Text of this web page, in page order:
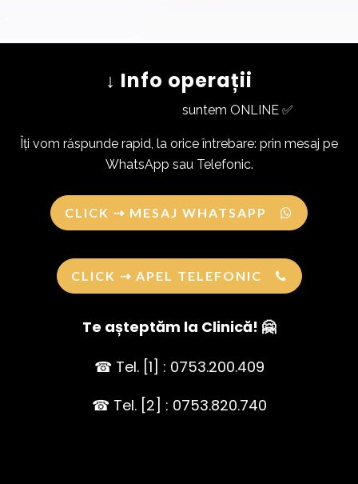
↓ Info operații
suntem ONLINE ✅
Îți vom răspunde rapid, la orice întrebare: prin mesaj pe
WhatsApp sau Telefonic.
CLICK ⇢ MESAJ WHATSAPP
CLICK ⇢ APEL TELEFONIC
Te așteptăm la Clinică! 🤗
☎ Tel. [1] : 0753.200.409
☎ Tel. [2] : 0753.820.740